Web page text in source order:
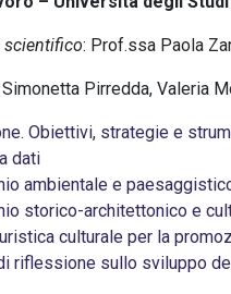
scientifico: Prof.ssa Paola
Simonetta Pirredda, Valeria
Obiettivi, strategie e
dati
ambientale e
storico-architettonico e
culturale per la
riflessione sullo sviluppo